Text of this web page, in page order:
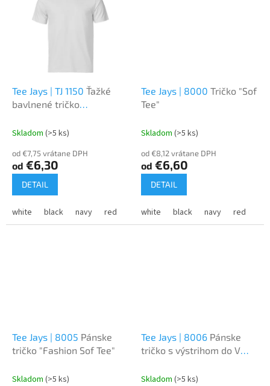
Tee Jays | TJ 1150 Ťažké
bavlnené tričko
Skladom (>5 ks)
od €7,75 vrátane DPH
od €6,30
DETAIL
white black navy red royal dark grey leaf green
Tee Jays | 8000 Tričko "Sof
Tee"
Skladom (>5 ks)
od €8,12 vrátane DPH
od €6,60
DETAIL
white black navy red
Tee Jays | 8005 Pánske
tričko "Fashion Sof Tee"
Skladom (>5 ks)
Tee Jays | 8006 Pánske
tričko s výstrihom do V
Skladom (>5 ks)